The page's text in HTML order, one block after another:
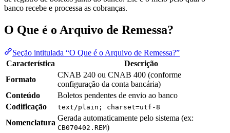
banco recebe e processa as cobranças.
O Que é o Arquivo de Remessa?
Seção intitulada “O Que é o Arquivo de Remessa?”
Característica
Descrição
Formato
CNAB 240 ou CNAB 400 (conforme
configuração da conta bancária)
Conteúdo
Boletos pendentes de envio ao banco
Codificação
text/plain; charset=utf-8
Nomenclatura
Gerada automaticamente pelo sistema (ex:
CB070402.REM)